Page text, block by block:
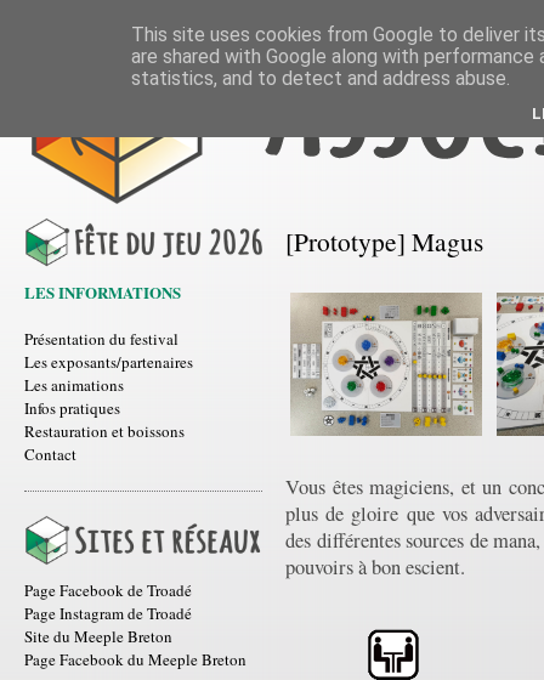
LES INFORMATIONS
Présentation du festival
Les exposants/partenaires
Les animations
Infos pratiques
Restauration et boissons
Contact
Page Facebook de Troadé
Page Instagram de Troadé
Site du Meeple Breton
Page Facebook du Meeple Breton
[Prototype] Magus
Vous êtes magiciens, et un
plus de gloire que vos
des différentes sources de
pouvoirs à bon escient.
This site uses cookies from Google to deliver
are shared with Google along with
statistics, and to detect and address abuse.